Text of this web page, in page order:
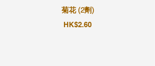
菊花 (2劑)
HK$2.60